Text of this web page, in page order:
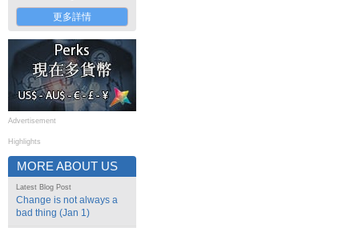
更多詳情
Advertisement
Highlights
MORE ABOUT US
Latest Blog Post
Change is not always a
bad thing (Jan 1)